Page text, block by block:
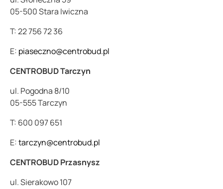
05-500 Stara Iwiczna
T: 22 756 72 36
E: piaseczno@centrobud.pl
CENTROBUD Tarczyn
ul. Pogodna 8/10
05-555 Tarczyn
T: 600 097 651
E:tarczyn@centrobud.pl
CENTROBUD Przasnysz
ul. Sierakowo 107